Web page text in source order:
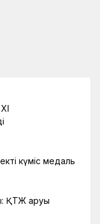
күміс медаль
ҚТЖ аруы